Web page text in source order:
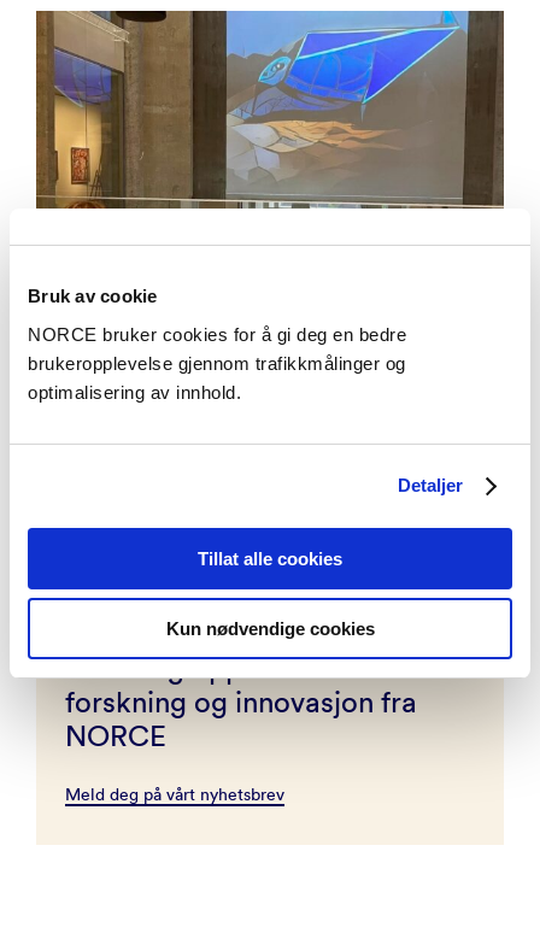
Bruk av cookie
NORCE bruker cookies for å gi deg en bedre
brukeropplevelse gjennom trafikkmålinger og
optimalisering av innhold.
Detaljer
Tillat alle cookies
Kun nødvendige cookies
Kunstmuseum lar deg være kunstneren
Hold deg oppdatert om
forskning og innovasjon fra
NORCE
Meld deg på vårt nyhetsbrev